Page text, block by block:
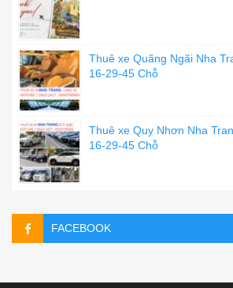
Thuê xe Quãng Ngãi Nha
16-29-45 Chỗ
Thuê xe Quy Nhơn Nha
16-29-45 Chỗ
FACEBOOK